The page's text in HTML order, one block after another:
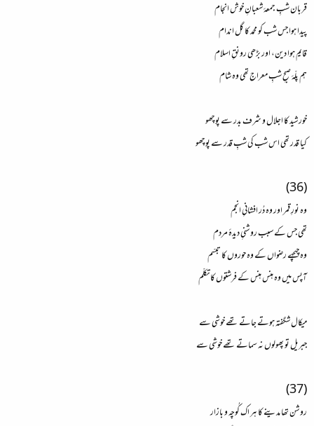
قربان شبِ جمعۂ شعبانِ خوش انجام
پیدا ہوا جس شب کو محمد کا گل اندام
قایم ہوا دین، اور بڑھی رونقِ اسلام
ہم پلّۂ صبحِ شبِ معراج تھی وہ شام
خورشید کا اجلال و شرف بدر سے پوچھو
کیا قدر تھی اس شب کی شبِ قدر سے پوچھو
(36)
وہ نورِ قمر اور وہ دُر افشانیِ انجم
تھی جس کے سبب روشنیِ دیدۂ مردم
وہ چہچہے رضواں کے وہ حوروں کا تبسّم
آپس میں وہ ہنس ہنس کے فرشتوں کا تکلّم
میکال شگفتہ ہوتے جاتے تھے خوشی سے
جبریل تو پھولوں نہ سماتے تھے خوشی سے
(37)
روشن تھا مدینے کا ہر اک کُوچہ و بازار